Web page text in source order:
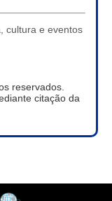
cultura e eventos
reservados.
citação da